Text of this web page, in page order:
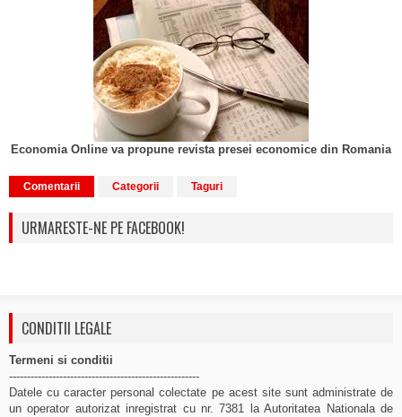
Economia Online va propune revista presei economice din Romania
Comentarii Categorii Taguri
URMARESTE-NE PE FACEBOOK!
CONDITII LEGALE
Termeni si conditii
-----------------------------------------------------
Datele cu caracter personal colectate pe acest site sunt administrate de
un operator autorizat inregistrat cu nr. 7381 la Autoritatea Nationala de